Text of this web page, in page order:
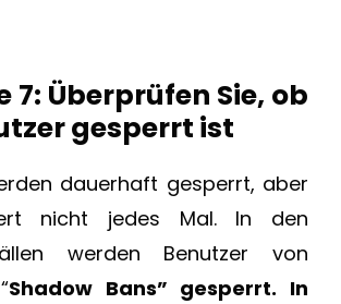
7: Überprüfen Sie, ob
gesperrt ist
dauerhaft gesperrt, aber
nicht jedes Mal. In den
werden Benutzer von
Shadow Bans” gesperrt. In